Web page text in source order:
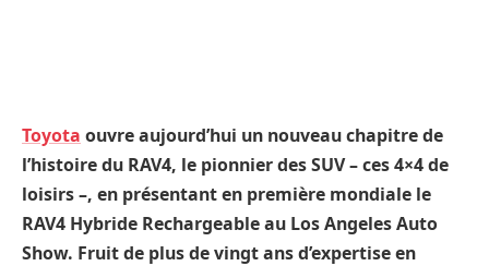
Toyota ouvre aujourd’hui un nouveau chapitre de
l’histoire du RAV4, le pionnier des SUV – ces 4×4 de
loisirs –, en présentant en première mondiale le
RAV4 Hybride Rechargeable au Los Angeles Auto
Show. Fruit de plus de vingt ans d’expertise en